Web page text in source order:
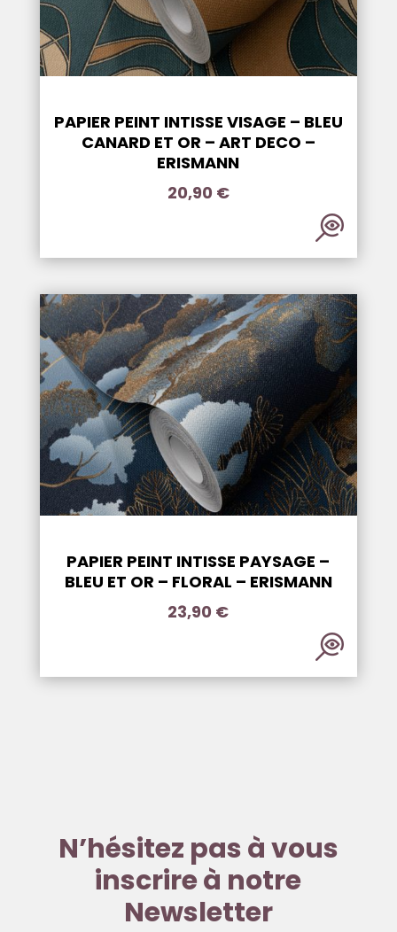
PAPIER PEINT INTISSE VISAGE – BLEU
CANARD ET OR – ART DECO –
ERISMANN
20,90 €
PAPIER PEINT INTISSE PAYSAGE –
BLEU ET OR – FLORAL – ERISMANN
23,90 €
N’hésitez pas à vous
inscrire à notre
Newsletter